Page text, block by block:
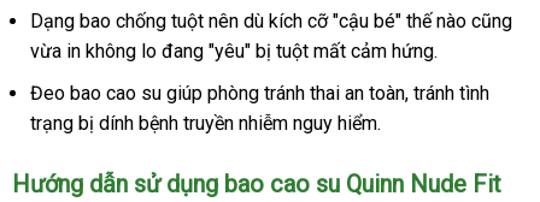
-
Siêu
mỏng
chống
tuột
Hộp
12
Dạng bao chống tuột nên xuất
xứ
dù kích cỡ "cậu bé" thế nào hướng
cũng
vừa in không lo đang "yêu" bị tuột mất cảm hứng.
Đeo bao cao su giúp phòng tránh thai an toàngiá
, tránh tình
trạng bị dính bệnh truyền nhiễm nguy hiểm.
Hướng dẫn sử dụng bao cao su Quinn Nude Fit